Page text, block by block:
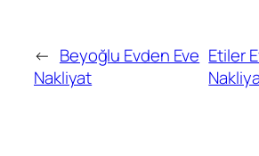
← Beyoğlu Evden Eve
Nakliyat
Etiler